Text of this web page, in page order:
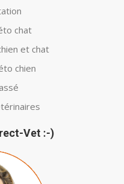
chat
et chat
chien
Vet :-)